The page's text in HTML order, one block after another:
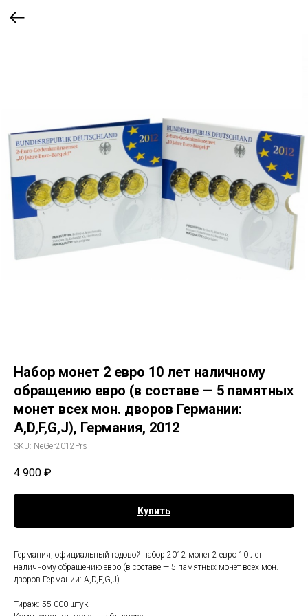
Набор монет 2 евро 10 лет наличному
обращению евро (в составе — 5 памятных
монет всех мон. дворов Германии:
A,D,F,G,J), Германия, 2012
SKU: NeGer2012Prs
4 900 ₽
Купить
Германия, официальный годовой набор 2012 монет 2 евро 10 лет
наличному обращению евро (в составе — 5 памятных монет всех мон.
дворов Германии: A,D,F,G,J)
Тираж: 55 000 штук.